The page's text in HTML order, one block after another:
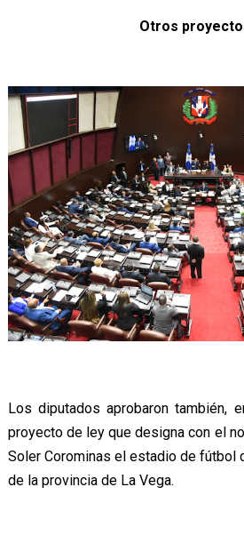
Otros
Los diputados aprobaron también,
proyecto de ley que designa con el
Soler Corominas el estadio de fútbol
de la provincia de La Vega.